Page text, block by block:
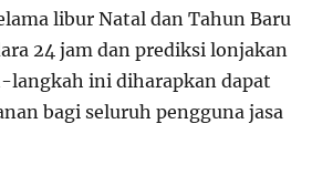
libur Natal dan Tahun Baru
24 jam dan prediksi lonjakan
ini diharapkan dapat
bagi seluruh pengguna jasa